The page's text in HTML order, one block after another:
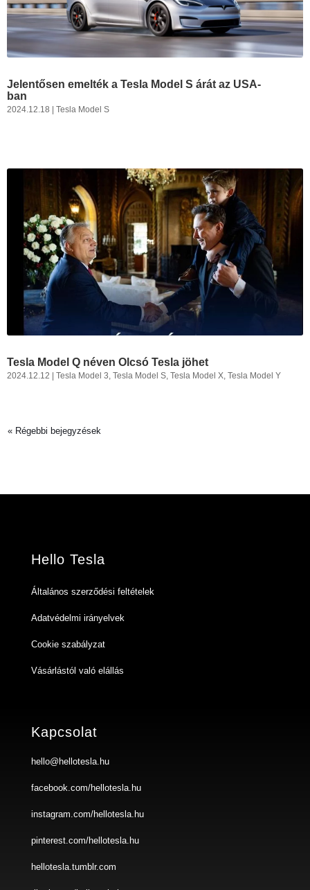
Jelentősen emelték a Tesla Model S árát az USA-
ban
2024.12.18 |Tesla Model S
Tesla Model Q néven Olcsó Tesla jöhet
2024.12.12 |Tesla Model 3,Tesla Model S,Tesla Model X,Tesla Model Y
« Régebbi bejegyzések
Hello Tesla
Általános szerződési feltételek
Adatvédelmi irányelvek
Cookie szabályzat
Vásárlástól való elállás
Kapcsolat
hello@hellotesla.hu
facebook.com/hellotesla.hu
instagram.com/hellotesla.hu
pinterest.com/hellotesla.hu
hellotesla.tumblr.com